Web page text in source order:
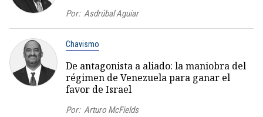
Por: Asdrúbal Aguiar
Chavismo
De antagonista a aliado: la maniobra del
régimen de Venezuela para ganar el
favor de Israel
Por: Arturo McFields